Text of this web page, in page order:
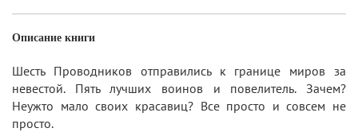
Описание книги
Шесть Проводников отправились к границе миров за
невестой. Пять лучших воинов и повелитель. Зачем?
Неужто мало своих красавиц? Все просто и совсем не
просто.